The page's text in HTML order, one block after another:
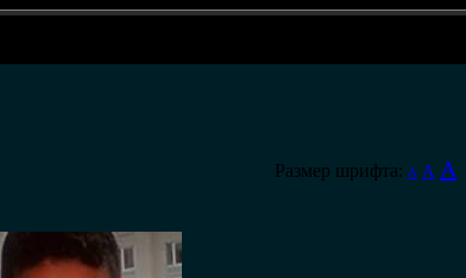
Размер шрифта: A A A